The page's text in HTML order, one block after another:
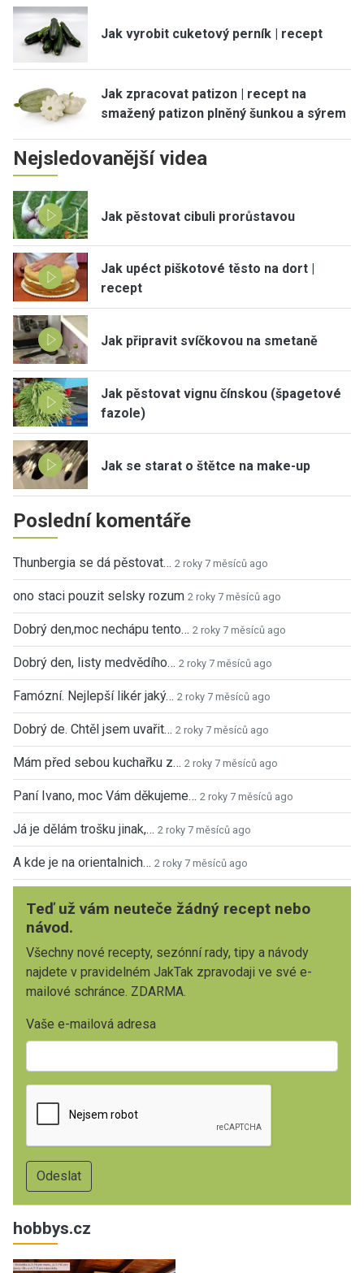
Jak vyrobit cuketový perník | recept
Jak zpracovat patizon | recept na
smažený patizon plněný šunkou a sýrem
Nejsledovanější videa
Jak pěstovat cibuli prorůstavou
Jak upéct piškotové těsto na dort |
recept
Jak připravit svíčkovou na smetaně
Jak pěstovat vignu čínskou (špagetové
fazole)
Jak se starat o štětce na make-up
Poslední komentáře
Thunbergia se dá pěstovat… 2 roky 7 měsíců ago
ono staci pouzit selsky rozum 2 roky 7 měsíců ago
Dobrý den,moc nechápu tento… 2 roky 7 měsíců ago
Dobrý den, listy medvědího… 2 roky 7 měsíců ago
Famózní. Nejlepší likér jaký… 2 roky 7 měsíců ago
Dobrý de. Chtěl jsem uvařit… 2 roky 7 měsíců ago
Mám před sebou kuchařku z… 2 roky 7 měsíců ago
Paní Ivano, moc Vám děkujeme… 2 roky 7 měsíců ago
Já je dělám trošku jinak,… 2 roky 7 měsíců ago
A kde je na orientalnich… 2 roky 7 měsíců ago
Teď už vám neuteče žádný recept nebo
návod.
Všechny nové recepty, sezónní rady, tipy a návody
najdete v pravidelném JakTak zpravodaji ve své e-
mailové schránce. ZDARMA.
Vaše e-mailová adresa
hobbys.cz